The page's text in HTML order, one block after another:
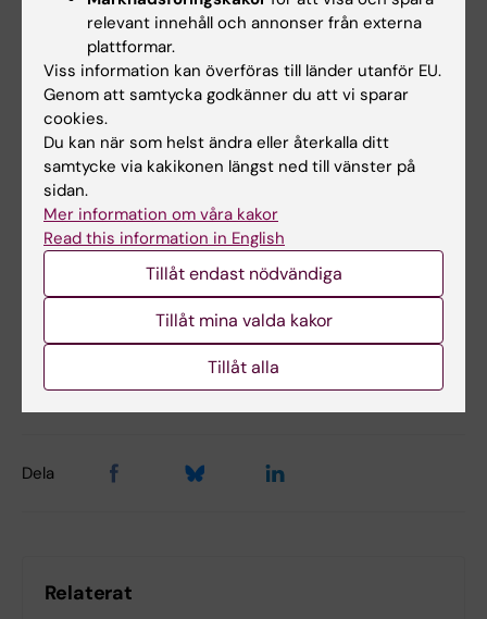
Emily E. Joyce, Emma M. Frans, Jóhanna
Jakobsdóttir, Lill Trogstad, Ole A. Andreassen,
Per Magnus, Sverre Urnes Johnson,Patrick F.
Sullivan, Thor Aspelund, David J. Porteous,
Helga Ask, Omid V. Ebrahimi, Unnur Anna
Valdimarsdóttir och Fang Fang,The Lancet
Regional Health – Europe,online 2 September
2023, doi: 10.1016/j.lanepe.2023.100733
Tags
Anna Björklund 2024-07-30
Dela
Relaterat
relevant innehåll och annonser från externa
plattformar.
Viss information kan överföras till länder utanför EU.
Genom att samtycka godkänner du att vi sparar
cookies.
Du kan när som helst ändra eller återkalla ditt
samtycke via kakikonen längst ned till vänster på
sidan.
Mer information om våra kakor
Read this information in English
Tillåt endast nödvändiga
Tillåt mina valda kakor
Tillåt alla